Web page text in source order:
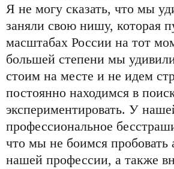
Я не могу сказать, что мы
заняли свою нишу, которая
масштабах России на тот
большей степени мы
стоим на месте и не идем
постоянно находимся в
экспериментировать. У
профессиональное
что мы не боимся
нашей профессии, а также